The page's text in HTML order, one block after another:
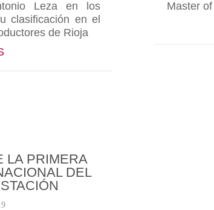
Leza en los
clasificación en el
de Rioja
ABOUT TIM ATKIN MW ENSALZA A LOS
Master
LA PRIMERA
DEL